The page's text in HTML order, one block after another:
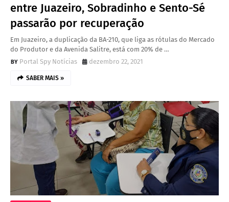
entre Juazeiro, Sobradinho e Sento-Sé
passarão por recuperação
Em Juazeiro, a duplicação da BA-210, que liga as rótulas do Mercado
do Produtor e da Avenida Salitre, está com 20% de …
Portal Spy Notícias
dezembro 22, 2021
SABER MAIS »